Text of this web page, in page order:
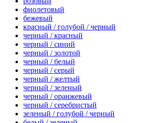
фиолетовый
бежевый
красный / голубой / черный
черный / красный
черный / синий
черный / золотой
черный / белый
черный / серый
черный / желтый
черный / зеленый
черный / оранжевый
черный / серебристый
зеленый / голубой / черный